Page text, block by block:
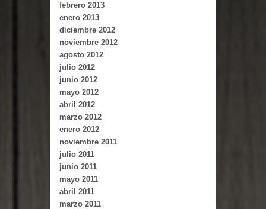
febrero 2013
enero 2013
diciembre 2012
noviembre 2012
agosto 2012
julio 2012
junio 2012
mayo 2012
abril 2012
marzo 2012
enero 2012
noviembre 2011
julio 2011
junio 2011
mayo 2011
abril 2011
marzo 2011